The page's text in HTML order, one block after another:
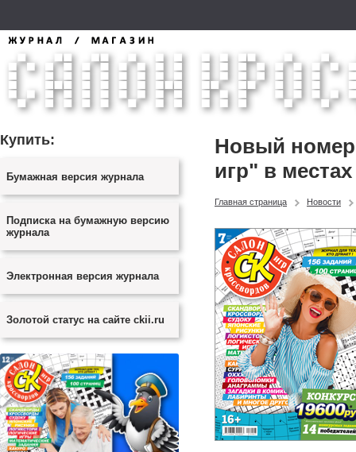
Купить:
Бумажная версия журнала
Подписка на бумажную версию
журнала
Электронная версия журнала
Золотой статус на сайте ckii.ru
Новый номер
игр" в
Главная страница Новости